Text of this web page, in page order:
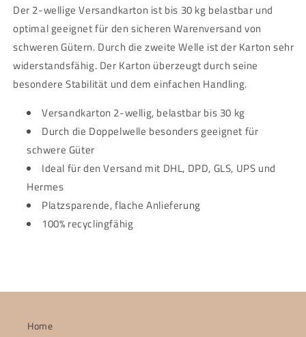
Der 2-wellige Versandkarton ist bis 30 kg belastbar und
optimal geeignet für den sicheren Warenversand von
schweren Gütern. Durch die zweite Welle ist der Karton sehr
widerstandsfähig. Der Karton überzeugt durch seine
besondere Stabilität und dem einfachen Handling.
Versandkarton 2-wellig, belastbar bis 30 kg
Durch die Doppelwelle besonders geeignet für
schwere Güter
Ideal für den Versand mit DHL, DPD, GLS, UPS und
Hermes
Platzsparende, flache Anlieferung
100% recyclingfähig
Home